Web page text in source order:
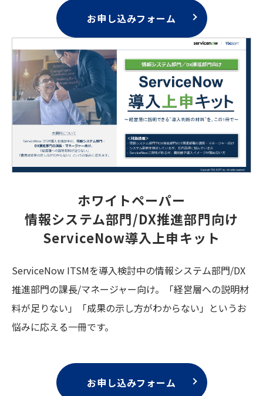
お申し込みフォーム
ホワイトペーパー
情報システム部門/DX推進部門向け
ServiceNow導入上申キット
ServiceNow ITSMを導入検討中の情報システム部門/DX
推進部門の課長/マネージャー向け。「経営層への説明材
料が足りない」「成果の示し方がわからない」というお
悩みに応える一冊です。
お申し込みフォーム